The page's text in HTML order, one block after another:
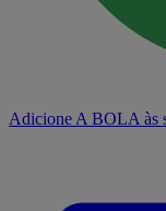
Adicione A BOLA às